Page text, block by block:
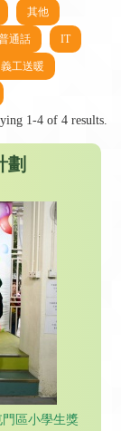
其他
通話 IT
義工送暖
1-4 of 4 results.
劃
區小學生獎